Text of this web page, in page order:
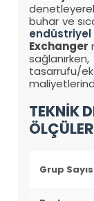
buhar ve
Exchanger
tasarrufu/
TEKNİK
Grup